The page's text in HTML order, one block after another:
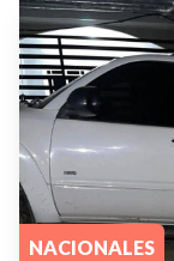
NACIONALES